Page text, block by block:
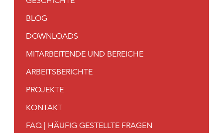
BLOG
DOWNLOADS
MITARBEITENDE UND BEREICHE
ARBEITSBERICHTE
PROJEKTE
KONTAKT
FAQ | HÄUFIG GESTELLTE FRAGEN